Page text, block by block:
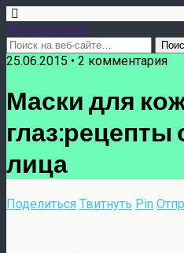
Женское лицо
25.06.2015 • 2 комментария
Маски для
лица
Поделиться Твитнуть Pin